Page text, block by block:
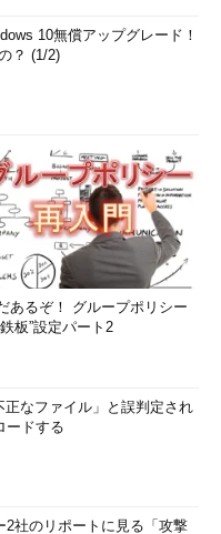
10無償アップグレード！
？ (1/2)
あるぞ！ グループポリシー
板”設定パート2
正なファイル」と誤判定され
ードする
2社のリポートに見る「攻撃